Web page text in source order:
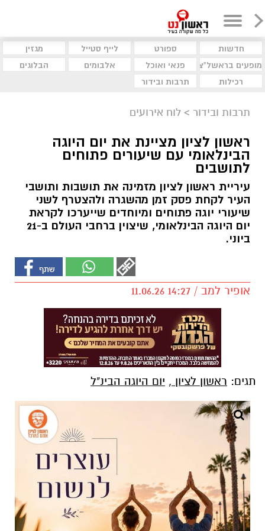
חדשות ספורט לייף סטייל
מגזין
מופעים בראשל"צ
פנאי ואוכל אלבומים
הבלוגים
רכילות
תרבות ובידור
תרבות ובידור > לוח אירועים
ראשון לציון מציינת את יום היוגה
הבינלאומי עם שיעורים פתוחים
לתושבים
עיריית ראשון לציון מזמינה את תושבות ותושבי
העיר לקחת פסק זמן מהשגרה ולהצטרף לשני
שיעורי יוגה פתוחים ומיוחדים שייערכו לקראת
יום היוגה הבינלאומי, שיצוין ברחבי העולם ב-21
ביוני.
אופיר למב / 14:27 11.06.26
תגים: ראשון לציון , יום היוגה הבינ"ל